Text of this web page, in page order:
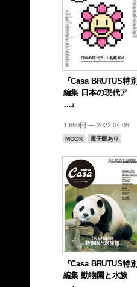
『Casa BRUTUS特別
編集 日本の現代ア
…』
1,650円 — 2022.04.05
MOOK 電子版あり
『Casa BRUTUS特別
編集 動物園と水族